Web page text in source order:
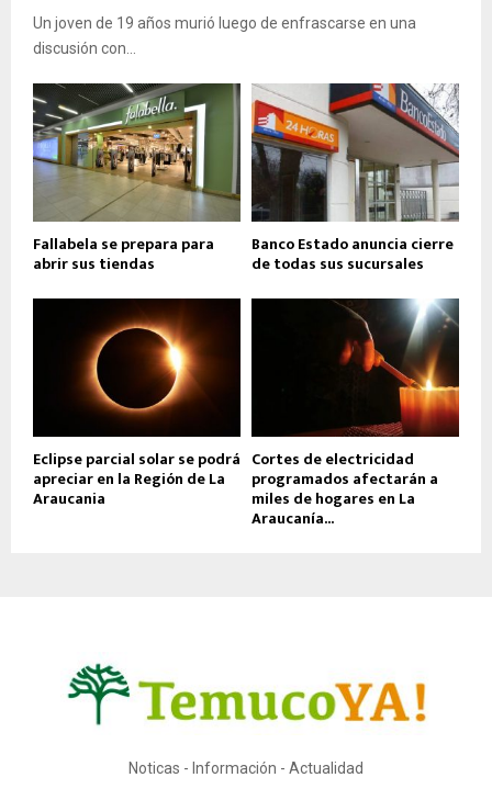
Un joven de 19 años murió luego de enfrascarse en una
discusión con...
Fallabela se prepara para
abrir sus tiendas
Banco Estado anuncia cierre
de todas sus sucursales
Eclipse parcial solar se podrá
apreciar en la Región de La
Araucania
Cortes de electricidad
programados afectarán a
miles de hogares en La
Araucanía...
Noticas - Información - Actualidad